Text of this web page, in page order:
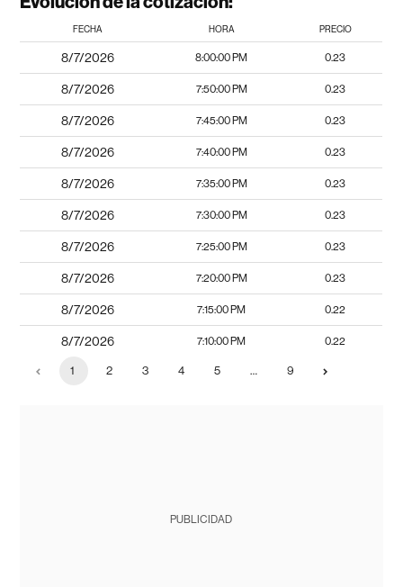
FECHA HORA PRECIO
8/7/2026 8:00:00 PM 0.23
8/7/2026 7:50:00 PM 0.23
8/7/2026 7:45:00 PM 0.23
8/7/2026 7:40:00 PM 0.23
8/7/2026 7:35:00 PM 0.23
8/7/2026 7:30:00 PM 0.23
8/7/2026 7:25:00 PM 0.23
8/7/2026 7:20:00 PM 0.23
8/7/2026 7:15:00 PM 0.22
8/7/2026 7:10:00 PM 0.22
1 2 3 4 5 … 9
PUBLICIDAD